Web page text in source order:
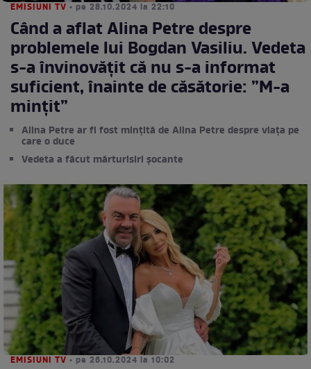
EMISIUNI TV • pe 28.10.2024 la 22:10
Când a aflat Alina Petre despre
problemele lui Bogdan Vasiliu. Vedeta
s-a învinovățit că nu s-a informat
suficient, înainte de căsătorie: ”M-a
mințit”
Alina Petre ar fi fost mințită de Alina Petre despre viața pe
care o duce
Vedeta a făcut mărturisiri șocante
EMISIUNI TV • pe 26.10.2024 la 10:02